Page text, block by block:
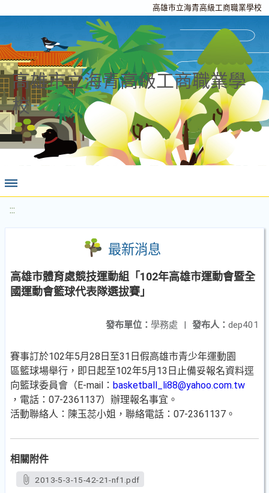
高雄市立海青高級工商職業學校
高雄市立海青高級工商職業學
校
:::
最新消息
高雄市體育處競技運動組「102年高雄市運動會暨全
國運動會籃球代表隊選拔賽」
發布人： dep401
發布單位： 學務處 |
賽事訂於102年5月28日至31日假高雄市青少年運動園
區籃球場舉行，即日起至102年5月13日止備妥報名資料逕
向籃球委員會（E-mail： basketball_li88@yahoo.com.tw
，電話：07-2361137）辦理報名事宜。
活動聯絡人：陳玉蕊小姐，聯絡電話：07-2361137。
相關附件
2013-5-3-15-42-21-nf1.pdf